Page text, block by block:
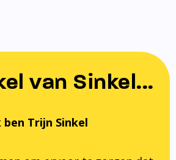
van Sinkel...
ben Trijn Sinkel